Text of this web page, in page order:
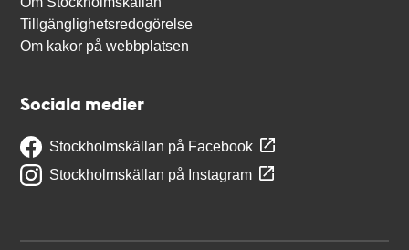
Tillgänglighetsredogörelse
Om kakor på webbplatsen
Sociala medier
Stockholmskällan på Facebook
Stockholmskällan på Instagram